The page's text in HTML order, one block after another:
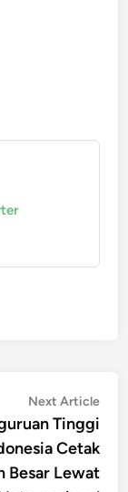
Next Article
Tinggi
Cetak
Besar Lewat